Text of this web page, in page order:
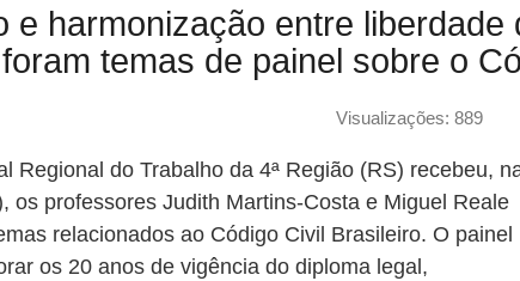
e harmonização entre
foram temas de painel sobre o
Visualizações: 889
Regional do Trabalho da 4ª Região (RS) recebeu,
os professores Judith Martins-Costa e Miguel Reale
relacionados ao Código Civil Brasileiro. O painel
os 20 anos de vigência do diploma legal,